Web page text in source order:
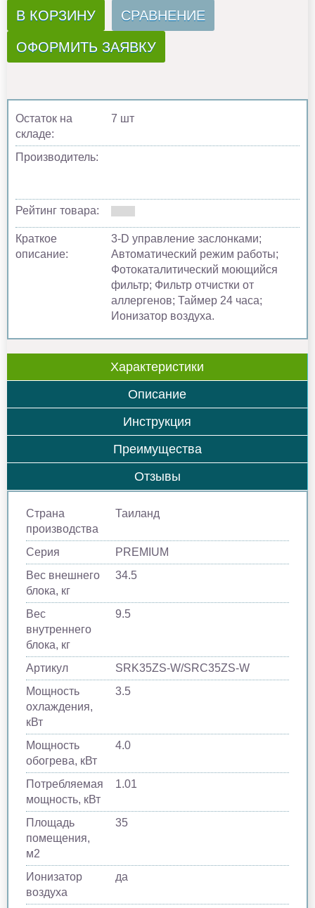
В КОРЗИНУ СРАВНЕНИЕ
ОФОРМИТЬ ЗАЯВКУ
Остаток на
складе:
7 шт
Производитель:
Рейтинг товара:
Краткое
описание:
3-D управление заслонками;
Автоматический режим работы;
Фотокаталитический моющийся
фильтр; Фильтр отчистки от
аллергенов; Таймер 24 часа;
Ионизатор воздуха.
Характеристики
Описание
Инструкция
Преимущества
Отзывы
Страна
производства
Таиланд
Серия
PREMIUM
Вес внешнего
блока, кг
34.5
Вес
внутреннего
блока, кг
9.5
Артикул
SRK35ZS-W/SRC35ZS-W
Мощность
охлаждения,
кВт
3.5
Мощность
обогрева, кВт
4.0
Потребляемая
мощность, кВт
1.01
Площадь
помещения,
м2
35
Ионизатор
воздуха
да